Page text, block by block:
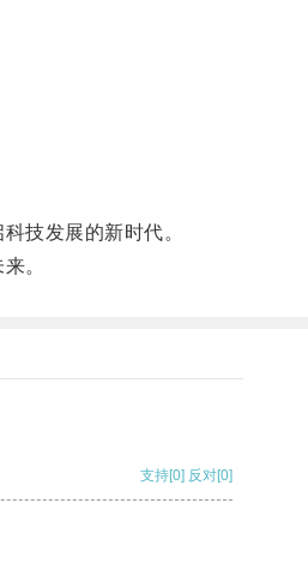
技发展的新时代。
。
支持[0] 反对[0]